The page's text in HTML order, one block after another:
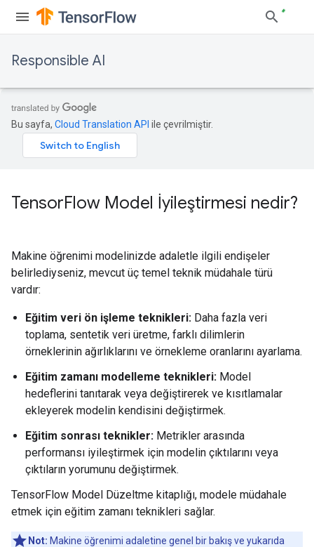
Responsible AI
Bu sayfa, Cloud Translation API ile çevrilmiştir.
TensorFlow Model İyileştirmesi nedir?
Makine öğrenimi modelinizde adaletle ilgili endişeler
belirlediyseniz, mevcut üç temel teknik müdahale türü
vardır:
Eğitim veri ön işleme teknikleri: Daha fazla veri
toplama, sentetik veri üretme, farklı dilimlerin
örneklerinin ağırlıklarını ve örnekleme oranlarını ayarlama.
Eğitim zamanı modelleme teknikleri: Model
hedeflerini tanıtarak veya değiştirerek ve kısıtlamalar
ekleyerek modelin kendisini değiştirmek.
Eğitim sonrası teknikler: Metrikler arasında
performansı iyileştirmek için modelin çıktılarını veya
çıktıların yorumunu değiştirmek.
TensorFlow Model Düzeltme kitaplığı, modele müdahale
etmek için eğitim zamanı teknikleri sağlar.
Not: Makine öğrenimi adaletine genel bir bakış ve yukarıda